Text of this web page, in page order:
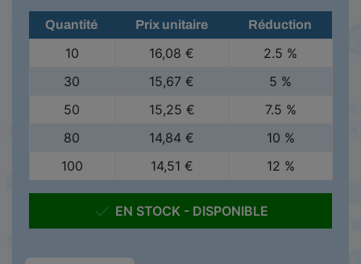
Quantité Prix unitaire Réduction
10 16,08 €
2.5 %
30
15,67 €
5 %
50
15,25 €
7.5 %
80
14,84 €
10 %
100
14,51 € 12 %
 EN STOCK - DISPONIBLE